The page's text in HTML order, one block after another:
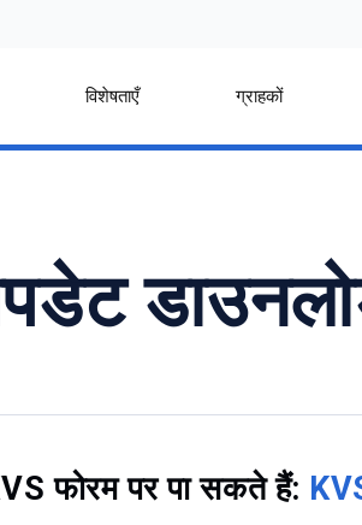
विशेषताएँ ग्राहकों
फोरम पर पा सकते हैं: